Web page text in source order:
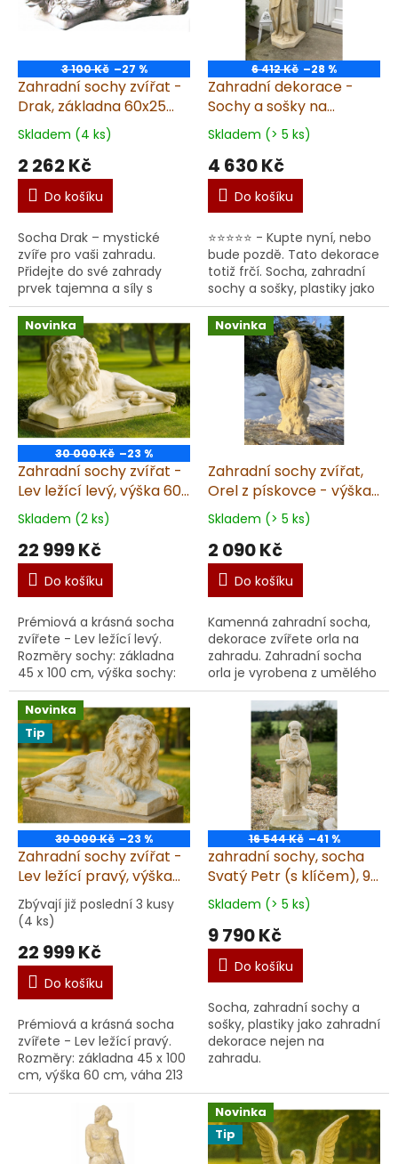
3 100 Kč –27 %
Zahradní sochy zvířat -
Drak, základna 60x25
cm, 11 kg, pískovec
Skladem (4 ks)
2 262 Kč
Do košíku
Socha Drak – mystické
zvíře pro vaši zahradu.
Přidejte do své zahrady
prvek tajemna a síly s
působivou sochou, soškou
draka. Na základně o
rozměrech 60 × 25 cm se
ty...
6 412 Kč –28 %
Zahradní dekorace -
Sochy a sošky na
zahradu, Panna Maria
39kg T
Skladem (> 5 ks)
4 630 Kč
Do košíku
⭐⭐⭐⭐⭐ - Kupte nyní, nebo
bude pozdě. Tato dekorace
totiž frčí. Socha, zahradní
sochy a sošky, plastiky jako
zahradní dekorace nejen
na zahradu. Prémiová
socha Panny ...
Novinka
30 000 Kč –23 %
Zahradní sochy zvířat -
Lev ležící levý, výška 60
cm, 213 kg, pískovec
Skladem (2 ks)
22 999 Kč
Do košíku
Prémiová a krásná socha
zvířete - Lev ležící levý.
Rozměry sochy: základna
45 x 100 cm, výška sochy:
60 cm, váha 213 kg. Socha
lva je vyrobena v ČR z
kvalitního um...
Novinka
Zahradní sochy zvířat,
Orel z pískovce - výška
54cm, 15kg
Skladem (> 5 ks)
2 090 Kč
Do košíku
Kamenná zahradní socha,
dekorace zvířete orla na
zahradu. Zahradní socha
orla je vyrobena z umělého
pískovce. Socha orla na
zahradu – elegance a síla
ve vašem exteri...
Novinka
Tip
30 000 Kč –23 %
Zahradní sochy zvířat -
Lev ležící pravý, výška
60 cm, 213 kg, pískovec
Zbývají již poslední 3 kusy
(4 ks)
22 999 Kč
Do košíku
Prémiová a krásná socha
zvířete - Lev ležící pravý.
Rozměry: základna 45 x 100
cm, výška 60 cm, váha 213
kg. Garantujeme dodání v
nepoškozeném stavu.
Materiál: umělý...
16 544 Kč –41 %
zahradní sochy, socha
Svatý Petr (s klíčem), 95
kg
Skladem (> 5 ks)
9 790 Kč
Do košíku
Socha, zahradní sochy a
sošky, plastiky jako zahradní
dekorace nejen na
zahradu.
Novinka
Tip